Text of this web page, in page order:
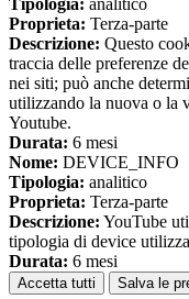
Proprieta: Terza-parte
Descrizione: Questo
traccia delle preferenze
nei siti; può anche
utilizzando la nuova o la
Youtube.
Durata: 6 mesi
Nome: DEVICE_INFO
Tipologia: analitico
Proprieta: Terza-parte
Descrizione: YouTube
tipologia di device
Durata: 6 mesi
Accetta tutti Salva le